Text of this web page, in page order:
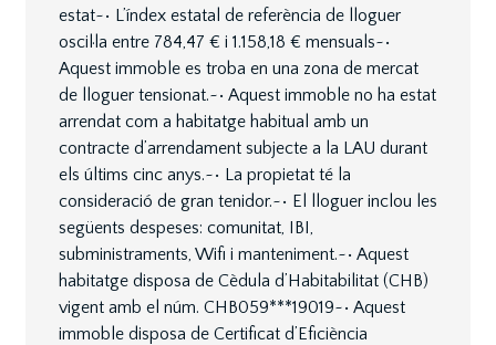
estat~• L’índex estatal de referència de lloguer
oscil·la entre 784,47 € i 1.158,18 € mensuals~•
Aquest immoble es troba en una zona de mercat
de lloguer tensionat.~• Aquest immoble no ha estat
arrendat com a habitatge habitual amb un
contracte d’arrendament subjecte a la LAU durant
els últims cinc anys.~• La propietat té la
consideració de gran tenidor.~• El lloguer inclou les
següents despeses: comunitat, IBI,
subministraments, Wifi i manteniment.~• Aquest
habitatge disposa de Cèdula d’Habitabilitat (CHB)
vigent amb el núm. CHB059***19019~• Aquest
immoble disposa de Certificat d’Eficiència